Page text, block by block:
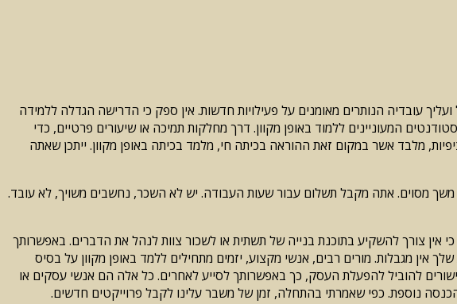
עובדיה הנותרים מאומנים על פעילויות חדשות. אין ספק כי הדרישה הגדלה ללמידה
המעוניינים ללמוד באופן מקוון. דרך מחלקות תמיכה או שיעורים פרטיים, כדי
מלבד אשר במקום זאת ההוראה בכיתה חי, מלמד בכיתה באופן מקוון. ייתכן שאתה
משך מסוים. אתה מקבל תשלום עבור שעות העבודה. יש לא השכר, נחשבים משויך, לא עובד.
אין צורך להשקיע בתוכנת בנייה של תשתית או לשכור צוות לנהל את הדברים. באפשרותך
מגבלות. מורים רבים, אנשי מקצוע, יזמים מתחילים ללמד באופן מקוון על בסיס
להוביל להפעלת העסק, כך באפשרותך לסייע לאחרים. כל אלה הם אנשי עסקים או
נוספת. כפי שאמרתי בהתחלה, זמן של משבר עלינו לקבל פרוייקטים חדשים.